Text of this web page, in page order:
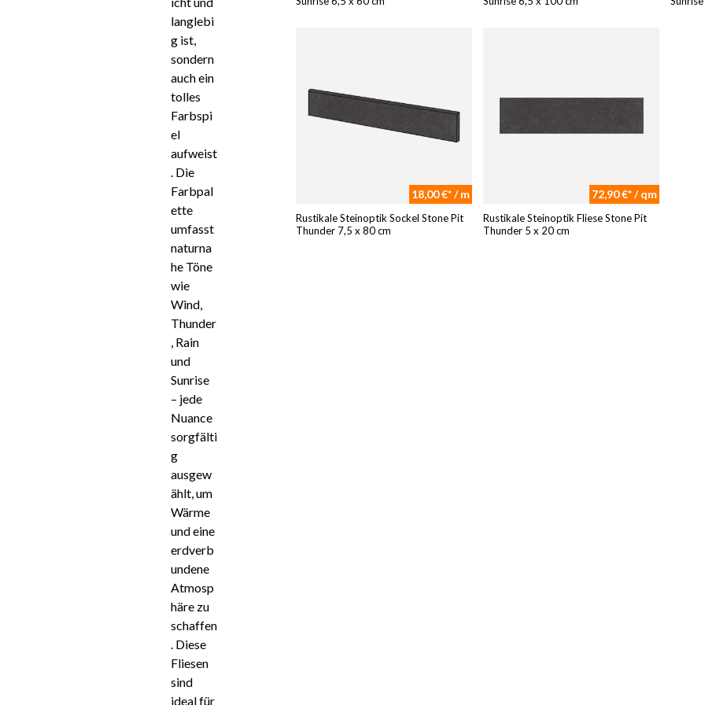
langlebi
g ist,
sondern
auch ein
tolles
Farbspi
el
aufweist
. Die
Farbpal
ette
umfasst
naturna
he Töne
wie
Wind,
Thunder
, Rain
und
Sunrise
– jede
Nuance
sorgfälti
g
ausgew
ählt, um
Wärme
und eine
erdverb
undene
Atmosp
häre zu
schaffen
. Diese
Fliesen
sind
ideal für
18,00 €* / m
Rustikale Steinoptik Sockel Stone Pit
Thunder 7,5 x 80 cm
72,90 €* / qm
Rustikale Steinoptik Fliese Stone Pit
Thunder 5 x 20 cm